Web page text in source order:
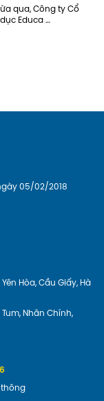
qua, Công ty Cổ
Educa
gặp mặt tham
nghiệp. Đại diện
có Chị Lý Thị Hải
lại những khoảnh
05/02/2018
Hòa, Cầu Giấy, Hà
Nhân Chính,
thông